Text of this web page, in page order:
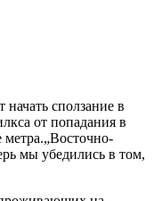
сползание в
от попадания в
метра.„Восточно-
мы убедились в том,